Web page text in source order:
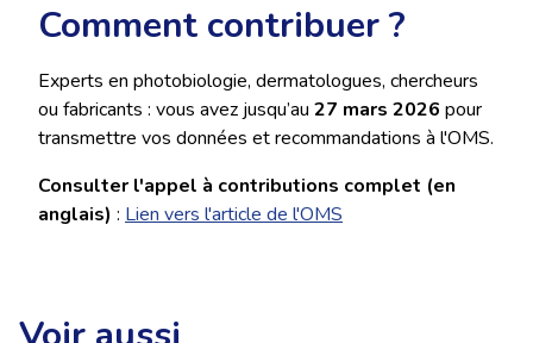
Comment contribuer ?
Experts en photobiologie, dermatologues, chercheurs
ou fabricants : vous avez jusqu’au 27 mars 2026 pour
transmettre vos données et recommandations à l'OMS.
Consulter l'appel à contributions complet (en
anglais) : Lien vers l'article de l'OMS